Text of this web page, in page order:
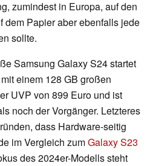
zumindest in Europa, auf den
dem Papier aber ebenfalls jede
sollte.
Samsung Galaxy S24 startet
einem 128 GB großen
UVP von 899 Euro und ist
noch der Vorgänger. Letzteres
dass Hardware-seitig
im Vergleich zumGalaxy S23
des 2024er-Modells steht